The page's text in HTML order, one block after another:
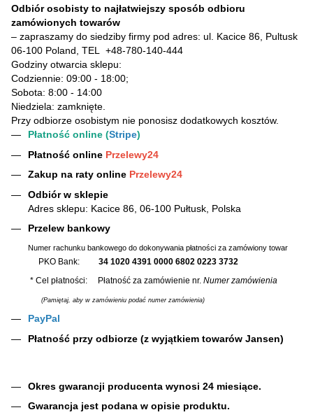
Odbiór osobisty to najłatwiejszy sposób odbioru
zamówionych towarów
– zapraszamy do siedziby firmy pod adres: ul. Kacice 86, Pultusk
06-100 Poland, TEL +48-780-140-444
Godziny otwarcia sklepu:
Codziennie: 09:00 - 18:00;
Sobota: 8:00 - 14:00
Niedziela: zamknięte.
Przy odbiorze osobistym nie ponosisz dodatkowych kosztów.
Płatność online (Stripe)
Płatność online Przelewy24
Zakup na raty online Przelewy24
Odbiór w sklepie
Adres sklepu: Kacice 86, 06-100 Pułtusk, Polska
Przelew bankowy
Numer rachunku bankowego do dokonywania płatności za zamówiony towar
PKO Bank: 34 1020 4391 0000 6802 0223 3732
* Cel płatności: Płatność za zamówienie nr. Numer zamówienia
(Pamiętaj, aby w zamówieniu podać numer zamówienia)
PayPal
Płatność przy odbiorze (z wyjątkiem towarów Jansen)
Okres gwarancji producenta wynosi 24 miesiące.
Gwarancja jest podana w opisie produktu.